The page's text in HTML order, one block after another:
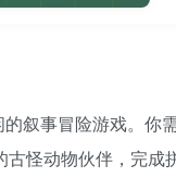
的叙事冒险游戏。
古怪动物伙伴，完